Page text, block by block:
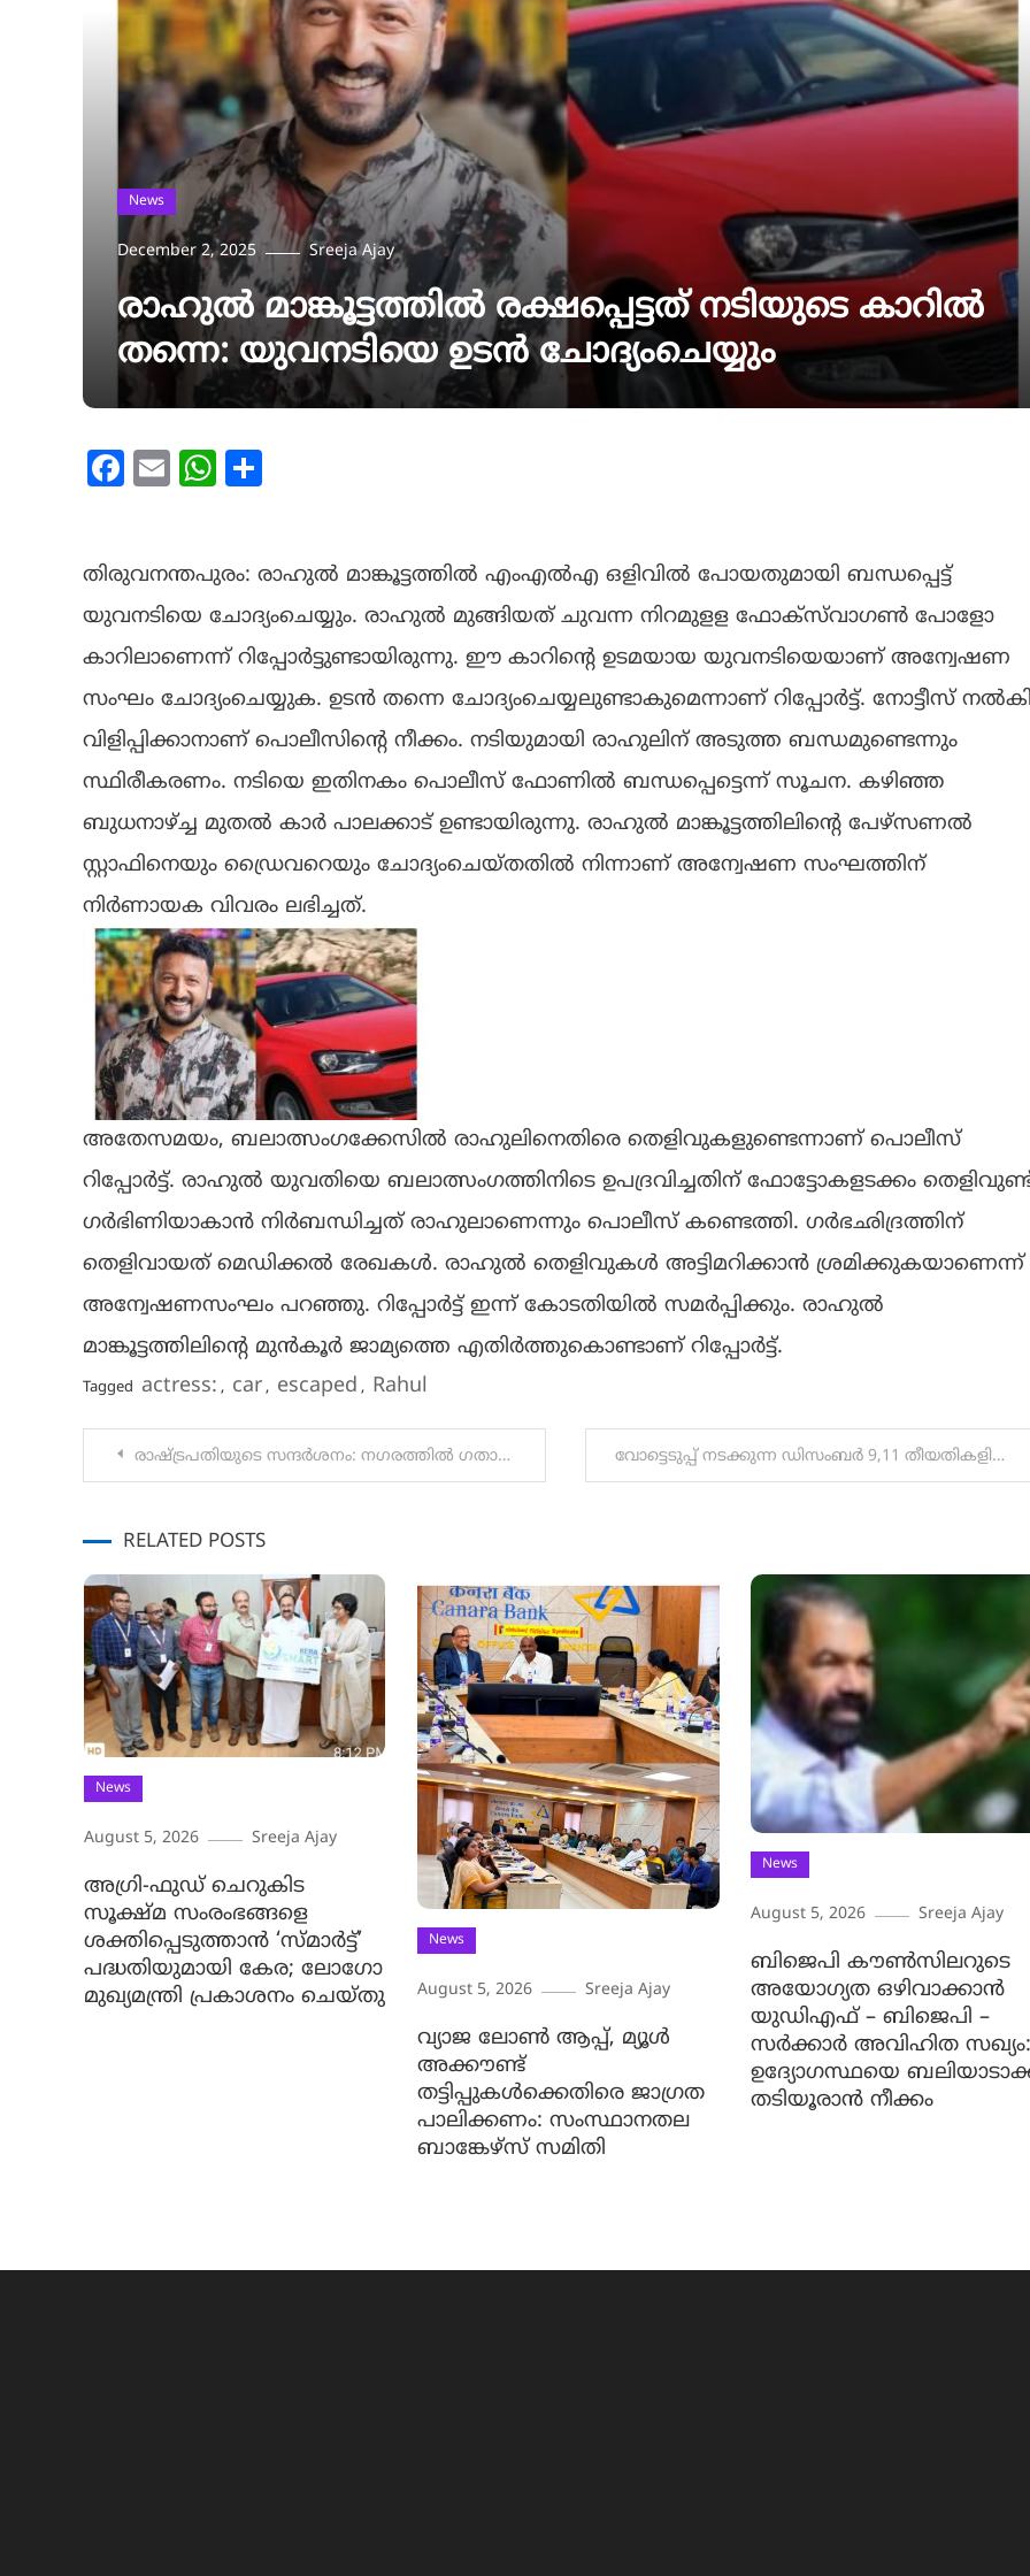
News
December 2, 2025 Sreeja Ajay
രാഹുല്‍ മാങ്കൂട്ടത്തില്‍ രക്ഷപ്പെട്ടത് നടിയുടെ കാറില്‍
തന്നെ: യുവനടിയെ ഉടന്‍ ചോദ്യംചെയ്യും
Facebook
Email WhatsApp
തിരുവനന്തപുരം: രാഹുല്‍ മാങ്കൂട്ടത്തില്‍ എംഎല്‍എ ഒളിവില്‍ പോയതുമായി ബന്ധപ്പെട്ട്
യുവനടിയെ ചോദ്യംചെയ്യും. രാഹുല്‍ മുങ്ങിയത് ചുവന്ന നിറമുളള ഫോക്‌സ്‌വാഗണ്‍ പോളോ
കാറിലാണെന്ന് റിപ്പോര്‍ട്ടുണ്ടായിരുന്നു. ഈ കാറിന്റെ ഉടമയായ യുവനടിയെയാണ് അന്വേഷണ
സംഘം ചോദ്യംചെയ്യുക. ഉടന്‍ തന്നെ ചോദ്യംചെയ്യലുണ്ടാകുമെന്നാണ് റിപ്പോര്‍ട്ട്. നോട്ടീസ്
വിളിപ്പിക്കാനാണ് പൊലീസിന്റെ നീക്കം. നടിയുമായി രാഹുലിന് അടുത്ത ബന്ധമുണ്ടെന്നും
സ്ഥിരീകരണം. നടിയെ ഇതിനകം പൊലീസ് ഫോണില്‍ ബന്ധപ്പെട്ടെന്ന് സൂചന. കഴിഞ്ഞ
ബുധനാഴ്ച്ച മുതല്‍ കാര്‍ പാലക്കാട് ഉണ്ടായിരുന്നു. രാഹുല്‍ മാങ്കൂട്ടത്തിലിന്റെ പേഴ്‌സണല്‍
സ്റ്റാഫിനെയും ഡ്രൈവറെയും ചോദ്യംചെയ്തതില്‍ നിന്നാണ് അന്വേഷണ സംഘത്തിന്
നിര്‍ണായക വിവരം ലഭിച്ചത്.
അതേസമയം, ബലാത്സംഗക്കേസില്‍ രാഹുലിനെതിരെ തെളിവുകളുണ്ടെന്നാണ് പൊലീസ്
റിപ്പോര്‍ട്ട്. രാഹുല്‍ യുവതിയെ ബലാത്സംഗത്തിനിടെ ഉപദ്രവിച്ചതിന് ഫോട്ടോകളടക്കം
ഗര്‍ഭിണിയാകാന്‍ നിര്‍ബന്ധിച്ചത് രാഹുലാണെന്നും പൊലീസ് കണ്ടെത്തി. ഗര്‍ഭഛിദ്രത്തിന്
തെളിവായത് മെഡിക്കല്‍ രേഖകള്‍. രാഹുല്‍ തെളിവുകള്‍ അട്ടിമറിക്കാന്‍ ശ്രമിക്കുകയാണെന്ന്
അന്വേഷണസംഘം പറഞ്ഞു. റിപ്പോര്‍ട്ട് ഇന്ന് കോടതിയില്‍ സമര്‍പ്പിക്കും. രാഹുല്‍
മാങ്കൂട്ടത്തിലിന്റെ മുന്‍കൂര്‍ ജാമ്യത്തെ എതിര്‍ത്തുകൊണ്ടാണ് റിപ്പോര്‍ട്ട്.
Tagged actress: , car, escaped , Rahul
Post
രാഷ്ട്രപതിയുടെ സന്ദർശനം: നഗരത്തിൽ ഗതാഗത നിയന്ത്രണം വോട്ടെടുപ്പ് നടക്കുന്ന ഡിസംബർ 9,11 തീയതികളിൽ അതത് ജില്ലകളിൽ പൊതു അവധി ; വിദ്യാഭ്യാസ സ്ഥാപനങ്ങൾക്കും സർക്കാർ ഓഫീസുകൾക്കും ബാധകം
RELATED POSTS
News
August 5, 2026 Sreeja Ajay
അഗ്രി-ഫുഡ് ചെറുകിട
സൂക്ഷ്മ സംരംഭങ്ങളെ
ശക്തിപ്പെടുത്താന്‍ ‘സ്മാര്‍ട്ട്’
പദ്ധതിയുമായി കേര; ലോഗോ
മുഖ്യമന്ത്രി പ്രകാശനം ചെയ്തു
News
August 5, 2026 Sreeja Ajay
വ്യാജ ലോൺ ആപ്പ്, മ്യൂൾ
അക്കൗണ്ട്
തട്ടിപ്പുകൾക്കെതിരെ ജാ​ഗ്രത
പാലിക്കണം: സംസ്ഥാനതല
ബാങ്കേഴ്സ് സമിതി
News
August 5, 2026 Sreeja Ajay
ബിജെപി കൗൺസിലറുടെ
അയോഗ്യത ഒഴിവാക്കാൻ
യുഡിഎഫ് – ബിജെപി –
സർക്കാർ അവിഹിത
ഉദ്യോഗസ്ഥയെ
തടിയൂരാൻ നീക്കം